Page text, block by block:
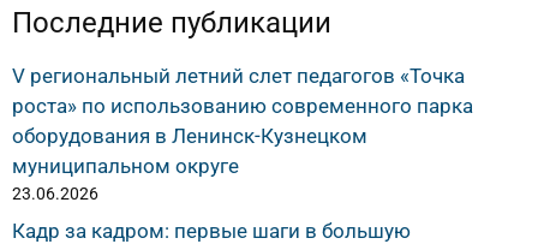
Последние публикации
V региональный летний слет педагогов «Точка
роста» по использованию современного парка
оборудования в Ленинск-Кузнецком
муниципальном округе
23.06.2026
Кадр за кадром: первые шаги в большую